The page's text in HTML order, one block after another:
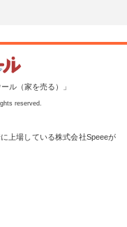
ル（家を売る）」
reserved.
上場している株式会社Speeeが